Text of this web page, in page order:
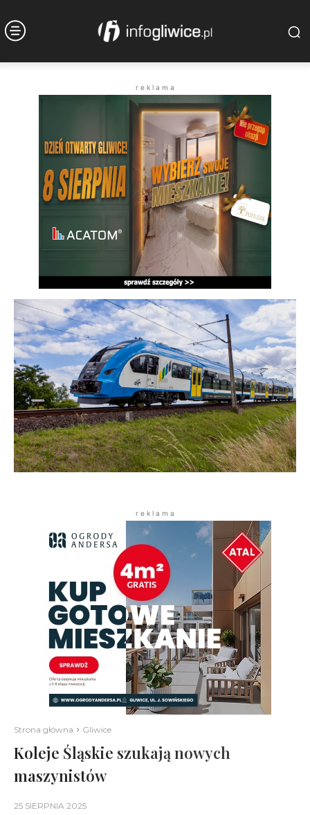
r e k l a m a
r e k l a m a
Strona główna Gliwice
Koleje Śląskie szukają nowych
maszynistów
25 SIERPNIA 2025